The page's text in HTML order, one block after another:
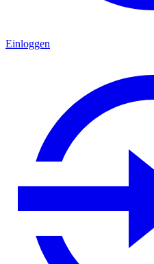
Einloggen